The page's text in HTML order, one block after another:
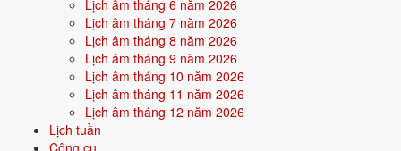
Lịch âm tháng 6 năm 2026
Lịch âm tháng 7 năm 2026
Lịch âm tháng 8 năm 2026
Lịch âm tháng 9 năm 2026
Lịch âm tháng 10 năm 2026
Lịch âm tháng 11 năm 2026
Lịch âm tháng 12 năm 2026
Lịch tuần
Công cụ
chu kỳ Tam Nguyên Cửu Vận. Mệnh Hỏa sinh trong Vận 9 Cửu Tử
Hỏa (Hỏa) - đồng hành cộng hưởng, vận khí khi sinh thuận theo bản
mệnh, tiềm năng phát huy mạnh trong thời đại của danh vọng, công
Tính chất vận:Danh vọng, công nghệ, AI - Vận AI, công nghệ
số, truyền thông, sáng tạo.